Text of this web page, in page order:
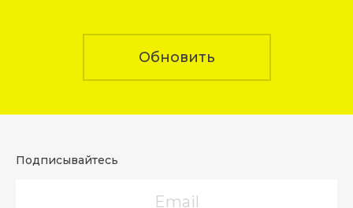
Обновить
Подписывайтесь